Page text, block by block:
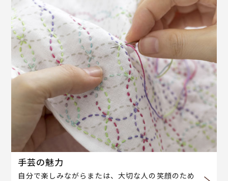
手芸の魅力
自分で楽しみながらまたは、大切な人の笑顔のため